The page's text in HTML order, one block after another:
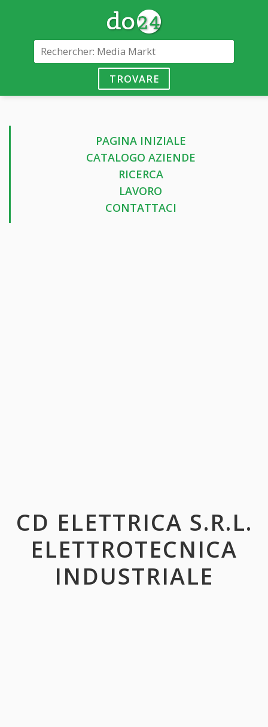
TROVARE
PAGINA INIZIALE
CATALOGO AZIENDE
RICERCA
LAVORO
CONTATTACI
CD ELETTRICA S.R.L.
ELETTROTECNICA
INDUSTRIALE